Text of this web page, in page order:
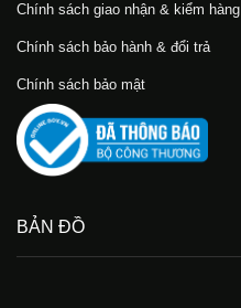
Chính sách giao nhận & kiểm hàng
Chính sách bảo hành & đổi trả
Chính sách bảo mật
BẢN ĐỒ